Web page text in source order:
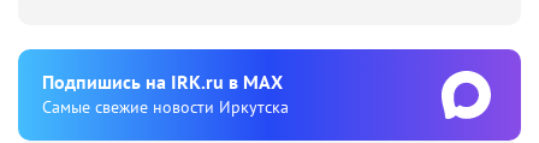
Подпишиcь на IRK.ru в MAX
Cамые свежие новости Иркутска